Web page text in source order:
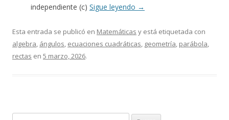
independiente (c) Sigue leyendo →
Esta entrada se publicó en Matemáticas y está etiquetada con
algebra, ángulos, ecuaciones cuadráticas, geometría, parábola,
rectas en 5 marzo, 2026.